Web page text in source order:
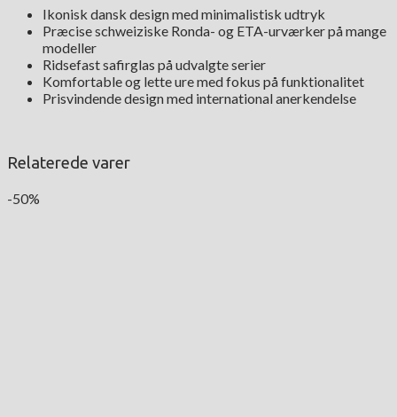
Ikonisk dansk design med minimalistisk udtryk
Præcise schweiziske Ronda- og ETA-urværker på mange
modeller
Ridsefast safirglas på udvalgte serier
Komfortable og lette ure med fokus på funktionalitet
Prisvindende design med international anerkendelse
Relaterede varer
-50%